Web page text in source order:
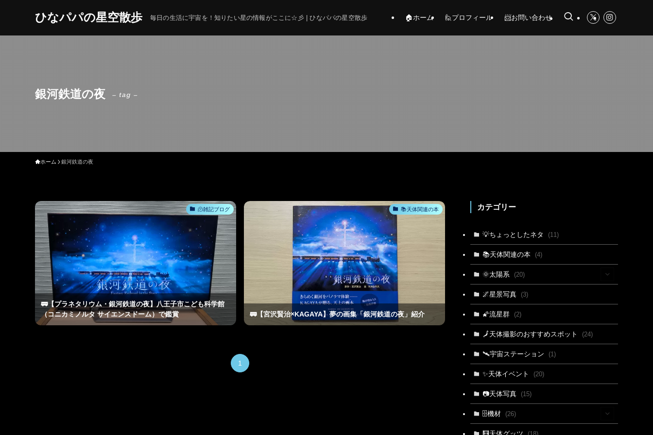
ひなパパの星空散歩 毎日の生活に宇宙を！知りたい星の情報がここに☆彡 | ひなパパの星空散歩 🏠ホーム 🙋プロフィール 📨お問い合わせ
銀河鉄道の夜 – tag –
ホーム 銀河鉄道の夜
🫠雑記ブログ
🚃【プラネタリウム・銀河鉄道の夜】八王子市こども科学館
（コニカミノルタ サイエンスドーム）で鑑賞
📚天体関連の本
🚃【宮沢賢治×KAGAYA】夢の画集「銀河鉄道の夜」紹介
1
カテゴリー
💡ちょっとしたネタ (11)
📚天体関連の本 (4)
🌞太陽系 (20)
(15)
(3)
🌌星景写真 (3)
🌠流星群 (2)
🗾天体撮影のおすすめスポット (24)
🛰宇宙ステーション (1)
✨天体イベント (20)
📷天体写真 (15)
🗄機材 (26)
(2)
🧮天体グッツ (18)